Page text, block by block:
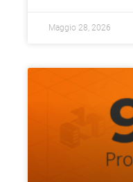
Maggio 28, 2026